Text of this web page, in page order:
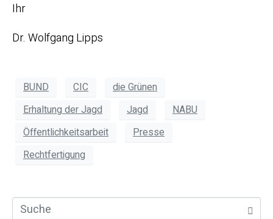
Ihr
Dr. Wolfgang Lipps
BUND CIC
die Grünen
Erhaltung der Jagd
Jagd
NABU
Öffentlichkeitsarbeit
Presse
Rechtfertigung